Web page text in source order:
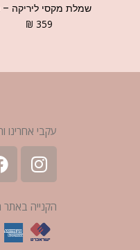
שמלת מקסי ליריקה –
₪ 359
עקבי אחרינו
הקנייה